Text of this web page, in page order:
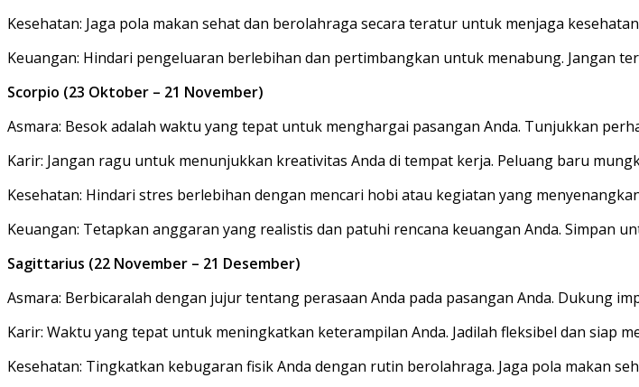
Kesehatan: Jaga pola makan sehat dan berolahraga secara teratur untuk menjaga
Keuangan: Hindari pengeluaran berlebihan dan pertimbangkan untuk menabung. Jangan
Scorpio (23 Oktober – 21 November)
Asmara: Besok adalah waktu yang tepat untuk menghargai pasangan Anda. Tunjukkan
Karir: Jangan ragu untuk menunjukkan kreativitas Anda di tempat kerja. Peluang baru
Kesehatan: Hindari stres berlebihan dengan mencari hobi atau kegiatan yang
Keuangan: Tetapkan anggaran yang realistis dan patuhi rencana keuangan Anda. Simpan
Sagittarius (22 November – 21 Desember)
Asmara: Berbicaralah dengan jujur tentang perasaan Anda pada pasangan Anda. Dukung
Karir: Waktu yang tepat untuk meningkatkan keterampilan Anda. Jadilah fleksibel dan siap
Kesehatan: Tingkatkan kebugaran fisik Anda dengan rutin berolahraga. Jaga pola makan